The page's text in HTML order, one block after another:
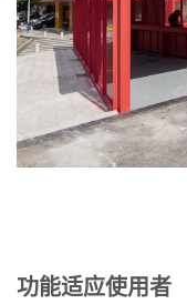
功能适应使用者